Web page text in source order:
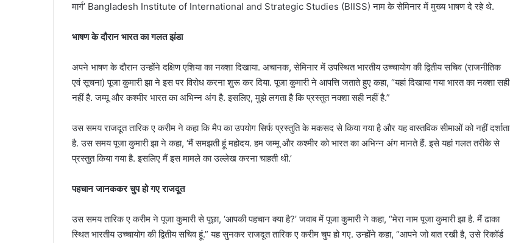
मार्ग’ Bangladesh Institute of International and Strategic Studies (BIISS) नाम के सेमिनार में मुख्य भाषण दे रहे थे.
भाषण के दौरान भारत का गलत झंडा
अपने भाषण के दौरान उन्होंने दक्षिण एशिया का नक्शा दिखाया. अचानक, सेमिनार में उपस्थित भारतीय उच्चायोग की द्वितीय सचिव (राजनीतिक
एवं सूचना) पूजा कुमारी झा ने इस पर विरोध करना शुरू कर दिया. पूजा कुमारी ने आपत्ति जताते हुए कहा, “यहां दिखाया गया भारत का नक्शा सही
नहीं है. जम्मू और कश्मीर भारत का अभिन्न अंग है. इसलिए, मुझे लगता है कि प्रस्तुत नक्शा सही नहीं है.”
उस समय राजदूत तारिक ए करीम ने कहा कि मैप का उपयोग सिर्फ प्रस्तुति के मकसद से किया गया है और यह वास्तविक सीमाओं को नहीं दर्शाता
है. उस समय पूजा कुमारी झा ने कहा, ‘मैं समझती हूं महोदय. हम जम्मू और कश्मीर को भारत का अभिन्न अंग मानते हैं. इसे यहां गलत तरीके से
प्रस्तुत किया गया है. इसलिए मैं इस मामले का उल्लेख करना चाहती थी.’
पहचान जानककर चुप हो गए राजदूत
उस समय तारिक ए करीम ने पूजा कुमारी से पूछा, ‘आपकी पहचान क्या है?’ जवाब में पूजा कुमारी ने कहा, “मेरा नाम पूजा कुमारी झा है. मैं ढाका
स्थित भारतीय उच्चायोग की द्वितीय सचिव हूं.” यह सुनकर राजदूत तारिक ए करीम चुप हो गए. उन्होंने कहा, “आपने जो बात रखी है, उसे रिकॉर्ड